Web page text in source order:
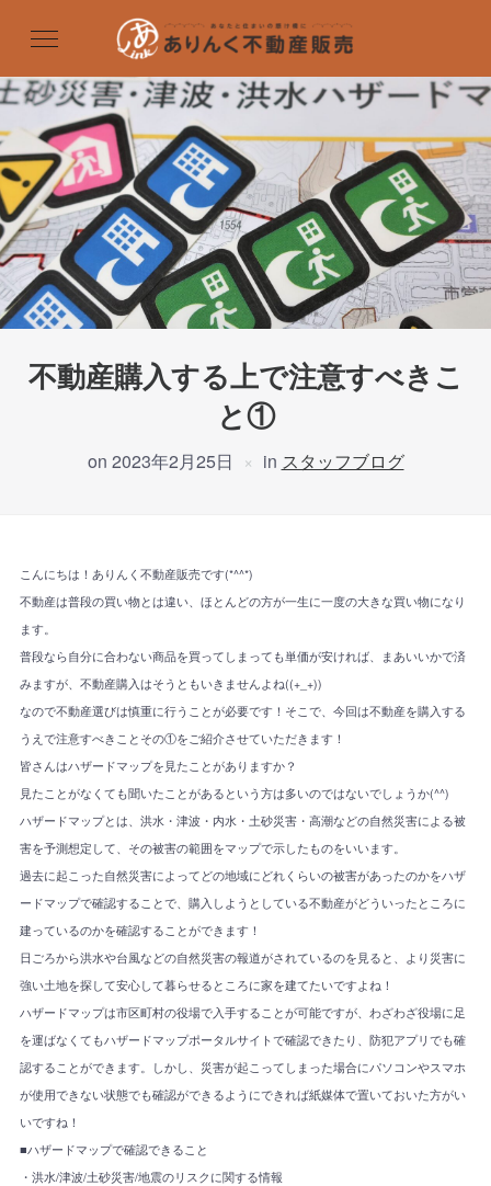
不動産購入する上で注意すべきこ
と①
on 2023年2月25日 in スタッフブログ
こんにちは！ありんく不動産販売です(*^^*)
不動産は普段の買い物とは違い、ほとんどの方が一生に一度の大きな買い物になり
ます。
普段なら自分に合わない商品を買ってしまっても単価が安ければ、まあいいかで済
みますが、不動産購入はそうともいきませんよね((+_+))
なので不動産選びは慎重に行うことが必要です！そこで、今回は不動産を購入する
うえで注意すべきことその①をご紹介させていただきます！
皆さんはハザードマップを見たことがありますか？
見たことがなくても聞いたことがあるという方は多いのではないでしょうか(^^)
ハザードマップとは、洪水・津波・内水・土砂災害・高潮などの自然災害による被
害を予測想定して、その被害の範囲をマップで示したものをいいます。
過去に起こった自然災害によってどの地域にどれくらいの被害があったのかをハザ
ードマップで確認することで、購入しようとしている不動産がどういったところに
建っているのかを確認することができます！
日ごろから洪水や台風などの自然災害の報道がされているのを見ると、より災害に
強い土地を探して安心して暮らせるところに家を建てたいですよね！
ハザードマップは市区町村の役場で入手することが可能ですが、わざわざ役場に足
を運ばなくてもハザードマップポータルサイトで確認できたり、防犯アプリでも確
認することができます。しかし、災害が起こってしまった場合にパソコンやスマホ
が使用できない状態でも確認ができるようにできれば紙媒体で置いておいた方がい
いですね！
■ハザードマップで確認できること
・洪水/津波/土砂災害/地震のリスクに関する情報